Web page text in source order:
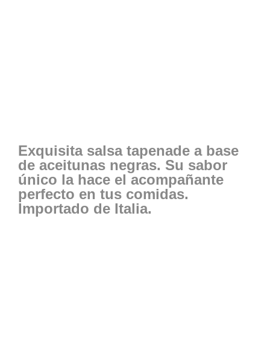
Exquisita salsa tapenade a base
de aceitunas negras. Su sabor
único la hace el acompañante
perfecto en tus comidas.
Importado de Italia.